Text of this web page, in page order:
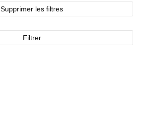
Supprimer les filtres
Filtrer